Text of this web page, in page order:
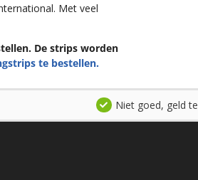
Met veel
De strips worden
te bestellen.
Niet goed, geld